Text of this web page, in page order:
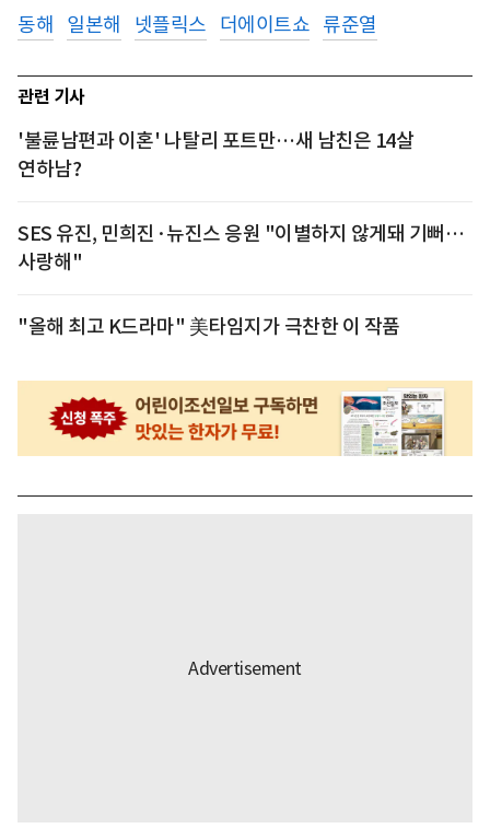
동해 일본해 넷플릭스 더에이트쇼 류준열
관련 기사
'불륜남편과 이혼' 나탈리 포트만…새 남친은 14살
연하남?
SES 유진, 민희진·뉴진스 응원 "이별하지 않게돼 기뻐…
사랑해"
"올해 최고 K드라마" 美타임지가 극찬한 이 작품